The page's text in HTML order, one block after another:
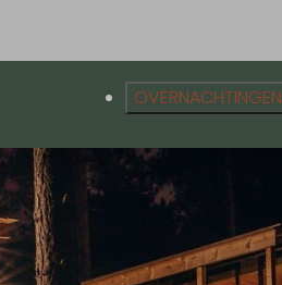
OVERNACHTINGEN